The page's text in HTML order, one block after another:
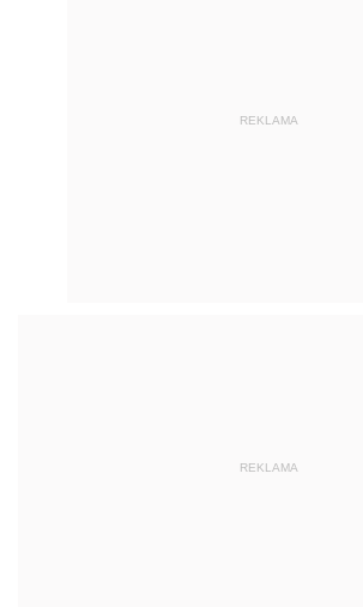
REKLAMA
REKLAMA